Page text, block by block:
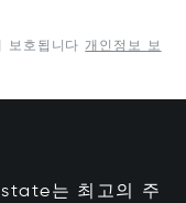
보호됩니다 개인정보 보
는 최고의 주